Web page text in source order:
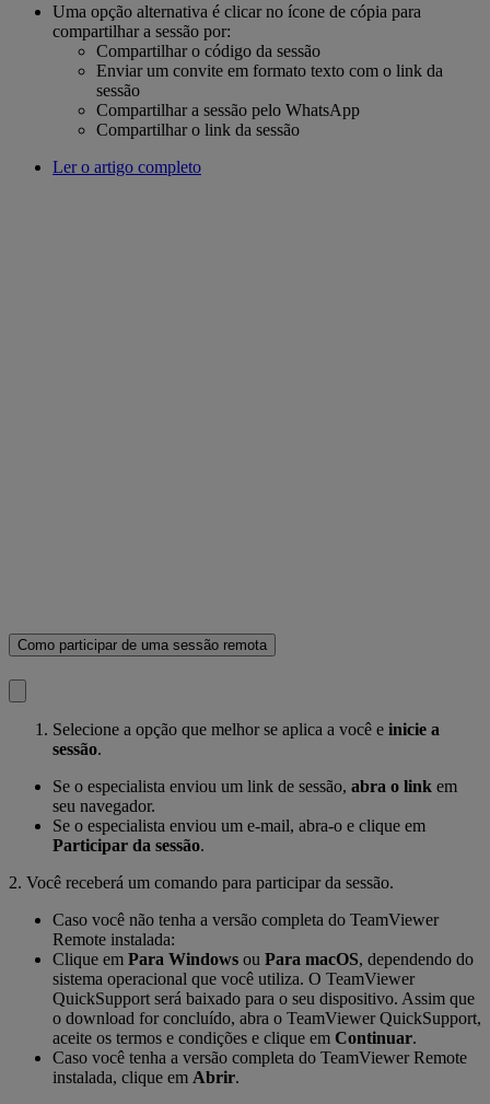
Uma opção alternativa é clicar no ícone de cópia para
compartilhar a sessão por:
Compartilhar o código da sessão
Enviar um convite em formato texto com o link da
sessão
Compartilhar a sessão pelo WhatsApp
Compartilhar o link da sessão
Ler o artigo completo
Como participar de uma sessão remota
Selecione a opção que melhor se aplica a você e inicie a
sessão.
Se o especialista enviou um link de sessão, abra o link em
seu navegador.
Se o especialista enviou um e-mail, abra-o e clique em
Participar da sessão.
2. Você receberá um comando para participar da sessão.
Caso você não tenha a versão completa do TeamViewer
Remote instalada:
Clique em Para Windows ou Para macOS, dependendo do
sistema operacional que você utiliza. O TeamViewer
QuickSupport será baixado para o seu dispositivo. Assim que
o download for concluído, abra o TeamViewer QuickSupport,
aceite os termos e condições e clique em Continuar.
Caso você tenha a versão completa do TeamViewer Remote
instalada, clique em Abrir.